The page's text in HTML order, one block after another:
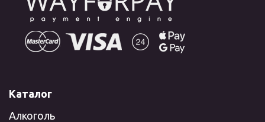
Каталог
Алкоголь